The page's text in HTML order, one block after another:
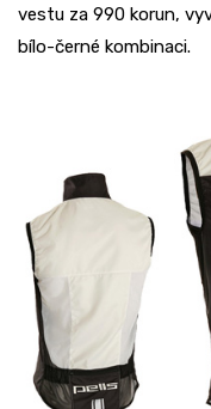
vestu za 990 korun,
bílo-černé kombinaci.